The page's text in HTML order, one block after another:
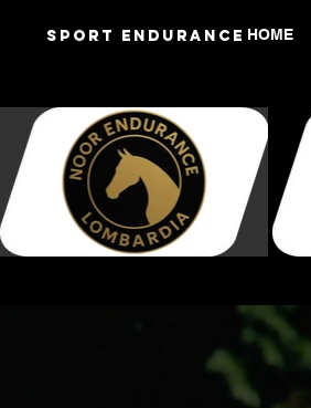
Sport endurANCE HOME